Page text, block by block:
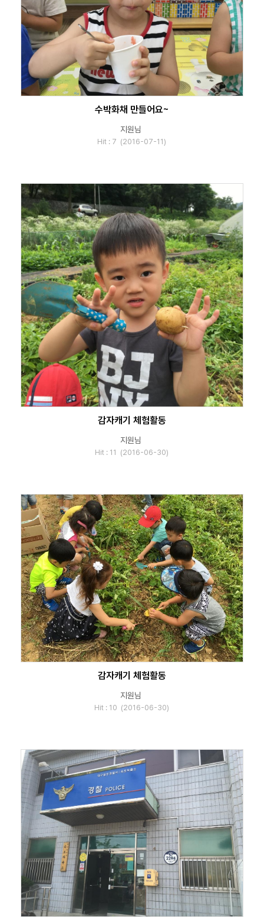
수박화채 만들어요~
지원님
Hit : 7 (2016-07-11)
감자캐기 체험활동
지원님
Hit : 11 (2016-06-30)
감자캐기 체험활동
지원님
Hit : 10 (2016-06-30)